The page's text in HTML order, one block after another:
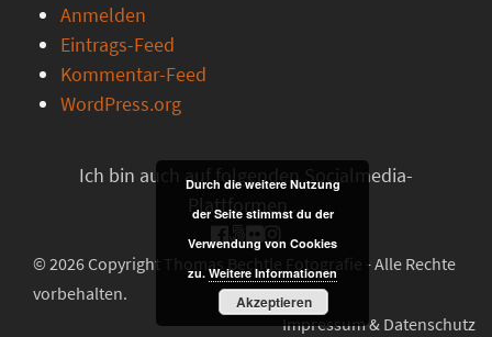
Anmelden
Eintrags-Feed
Kommentar-Feed
WordPress.org
Ich bin auch auf folgenden Socialmedia-
Plattformen ...
© 2026 Copyright Thomas Bechtle Fotografie - Alle Rechte
vorbehalten.
Impressum & Datenschutz
Durch die weitere Nutzung
der Seite stimmst du der
Verwendung von Cookies
zu.Weitere Informationen
Akzeptieren